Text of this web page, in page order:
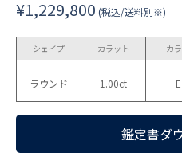
¥1,229,800 (税込/送料別※)
シェイプ
ラウンド
カラット
1.00ct
カ
E
鑑定書ダ